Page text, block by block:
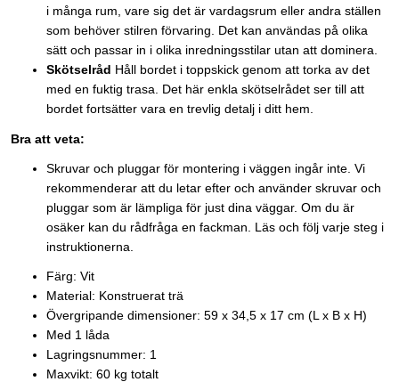
i många rum, vare sig det är vardagsrum eller andra ställen
som behöver stilren förvaring. Det kan användas på olika
sätt och passar in i olika inredningsstilar utan att dominera.
Skötselråd Håll bordet i toppskick genom att torka av det
med en fuktig trasa. Det här enkla skötselrådet ser till att
bordet fortsätter vara en trevlig detalj i ditt hem.
Bra att veta:
Skruvar och pluggar för montering i väggen ingår inte. Vi
rekommenderar att du letar efter och använder skruvar och
pluggar som är lämpliga för just dina väggar. Om du är
osäker kan du rådfråga en fackman. Läs och följ varje steg i
instruktionerna.
Färg: Vit
Material: Konstruerat trä
Övergripande dimensioner: 59 x 34,5 x 17 cm (L x B x H)
Med 1 låda
Lagringsnummer: 1
Maxvikt: 60 kg totalt